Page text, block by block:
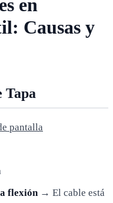
en
Causas y
Tapa
pantalla
flexión → El cable está